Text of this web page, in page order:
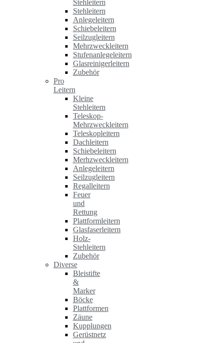
Stehleitern
Stehleitern
Anlegeleitern
Schiebeleitern
Seilzugleitern
Mehrzweckleitern
Stufenanlegeleitern
Glasreinigerleitern
Zubehör
Pro
Leitern
Kleine
Stehleitern
Teleskop-
Mehrzweckleitern
Teleskopleitern
Dachleitern
Schiebeleitern
Merhzweckleitern
Anlegeleitern
Seilzugleitern
Regalleitern
Feuer
und
Rettung
Plattformleitern
Glasfaserleitern
Holz-
Stehleitern
Zubehör
Diverse
Bleistifte
&
Marker
Böcke
Plattformen
Zäune
Kupplungen
Gerüstnetz